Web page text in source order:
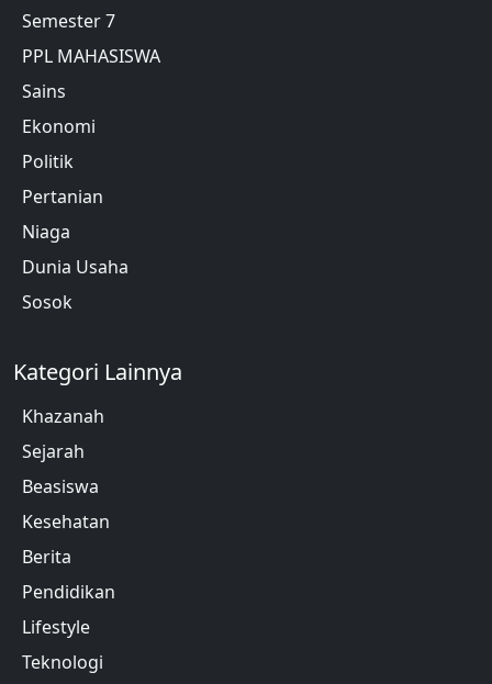
Semester 7
PPL MAHASISWA
Sains
Ekonomi
Politik
Pertanian
Niaga
Dunia Usaha
Sosok
Kategori Lainnya
Khazanah
Sejarah
Beasiswa
Kesehatan
Berita
Pendidikan
Lifestyle
Teknologi